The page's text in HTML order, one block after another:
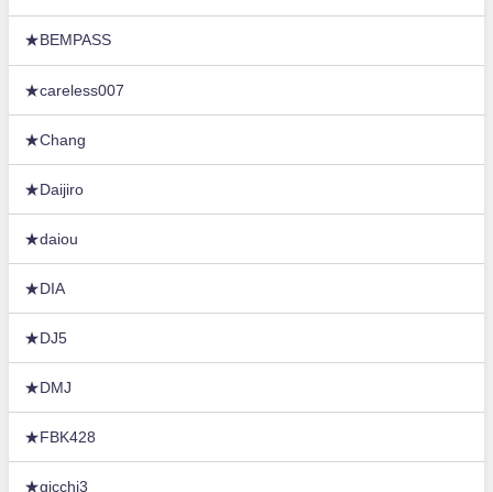
★BEMPASS
★careless007
★Chang
★Daijiro
★daiou
★DIA
★DJ5
★DMJ
★FBK428
★gicchi3